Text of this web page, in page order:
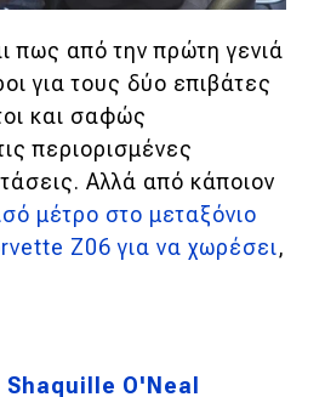
πως από την πρώτη γενιά
για τους δύο επιβάτες
και σαφώς
περιορισμένες
Αλλά από κάποιον
μέτρο στο μεταξόνιο
Z06 για να χωρέσει,
Shaquille O'Neal